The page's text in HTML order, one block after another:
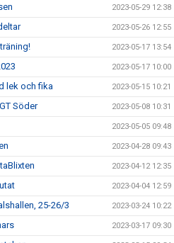
2023-05-29 12:38
2023-05-26 12:55
2023-05-17 13:54
2023-05-17 10:00
lek och fika 2023-05-15 10:21
Söder 2023-05-08 10:31
2023-05-05 09:48
2023-04-28 09:43
2023-04-12 12:35
2023-04-04 12:59
25-26/3 2023-03-24 10:22
2023-03-17 09:30